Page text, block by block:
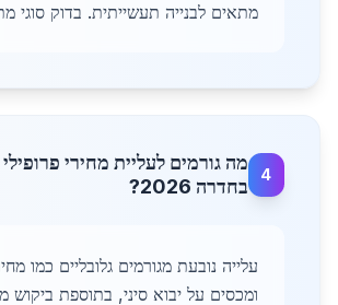
מתאים לבנייה תעשייתית. בדוק סוגי
4
מה גורמים לעליית מחירי
בחדרה 2026?
עלייה נובעת מגורמים גלובליים כמו
ומכסים על יבוא סיני, בתוספת ביקוש